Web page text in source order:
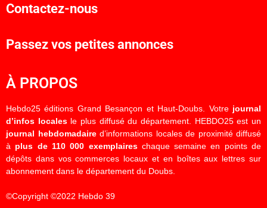
Contactez-nous
Passez vos petites annonces
À PROPOS
Hebdo25 éditions Grand Besançon et Haut-Doubs. Votre journal
d’infos localesle plus diffusé du département. HEBDO25 est un
journal hebdomadaired’informations locales de proximité diffusé
à plus de 110 000 exemplaireschaque semaine en points de
dépôts dans vos commerces locaux et en boîtes aux lettres sur
abonnement dans le département du Doubs.
©Copyright ©2022 Hebdo 39